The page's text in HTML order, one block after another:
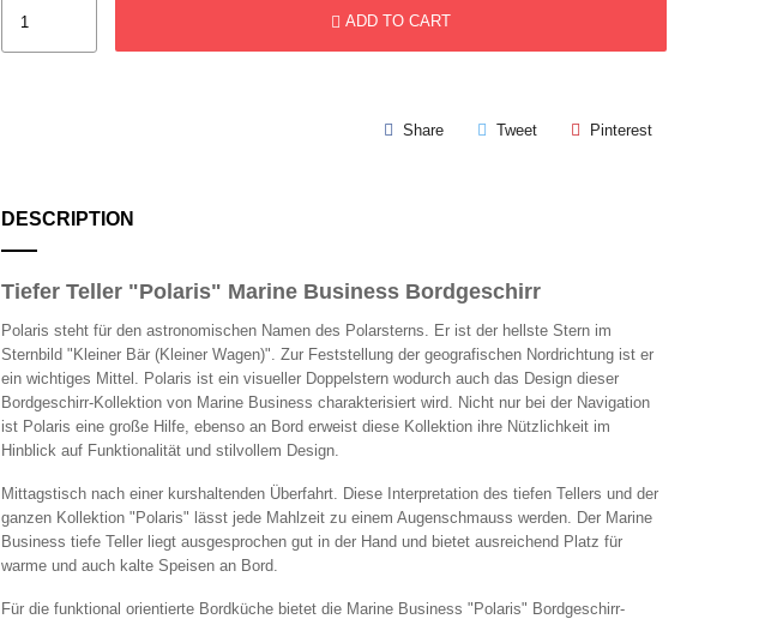
ADD TO CART
Share Tweet Pinterest
DESCRIPTION
Tiefer Teller "Polaris" Marine Business Bordgeschirr
Polaris steht für den astronomischen Namen des Polarsterns. Er ist der hellste Stern im
Sternbild "Kleiner Bär (Kleiner Wagen)". Zur Feststellung der geografischen Nordrichtung ist er
ein wichtiges Mittel. Polaris ist ein visueller Doppelstern wodurch auch das Design dieser
Bordgeschirr-Kollektion von Marine Business charakterisiert wird. Nicht nur bei der Navigation
ist Polaris eine große Hilfe, ebenso an Bord erweist diese Kollektion ihre Nützlichkeit im
Hinblick auf Funktionalität und stilvollem Design.
Mittagstisch nach einer kurshaltenden Überfahrt. Diese Interpretation des tiefen Tellers und der
ganzen Kollektion "Polaris" lässt jede Mahlzeit zu einem Augenschmauss werden. Der Marine
Business tiefe Teller liegt ausgesprochen gut in der Hand und bietet ausreichend Platz für
warme und auch kalte Speisen an Bord.
Für die funktional orientierte Bordküche bietet die Marine Business "Polaris" Bordgeschirr-